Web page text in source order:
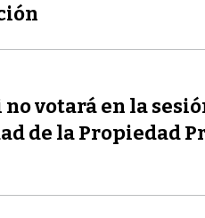
votará en la
de la Propiedad